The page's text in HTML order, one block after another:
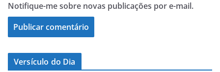
Notifique-me sobre novas publicações por e-mail.
Versículo do Dia